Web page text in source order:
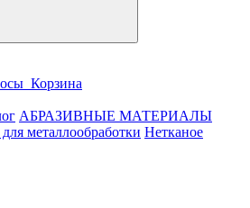
Корзина
АБРАЗИВНЫЕ МАТЕРИАЛЫ
металлообработки Нетканое